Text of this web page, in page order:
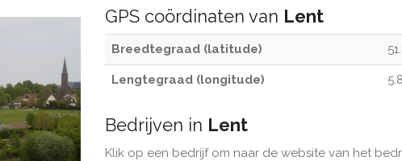
GPS coördinaten van Lent
Breedtegraad (latitude)
Lengtegraad (longitude)
Bedrijven in Lent
Klik op een bedrijf om naar de website van het